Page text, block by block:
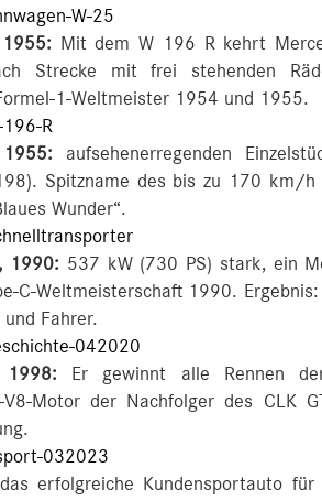
W-25
1955: Mit dem W 196 R kehrt
Strecke mit frei stehenden
1-Weltmeister 1954 und 1955.
R
1955:aufsehenerregenden
Spitzname des bis zu 170 km/h
Wunder“.
1990: 537 kW (730 PS) stark, ein
C-Weltmeisterschaft 1990. Ergebnis:
Fahrer.
042020
1998: Er gewinnt alle Rennen
Motor der Nachfolger des CLK
032023
das erfolgreiche Kundensportauto für